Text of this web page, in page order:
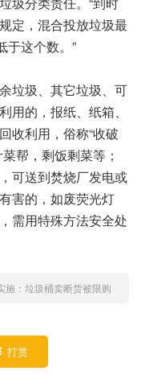
定，混合投放垃圾最
于这个数。”
垃圾、其它垃圾、可
用的，报纸、纸箱、
收利用，俗称“收破
帮，剩饭剩菜等；
可送到焚烧厂发电或
害的，如废荧光灯
需用特殊方法安全处
施：垃圾桶卖断货被限购
打赏